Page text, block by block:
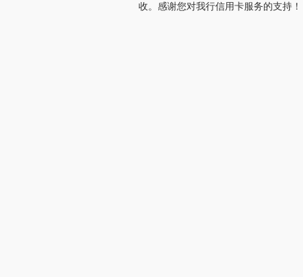
收。感谢您对我行信用卡服务的支持！